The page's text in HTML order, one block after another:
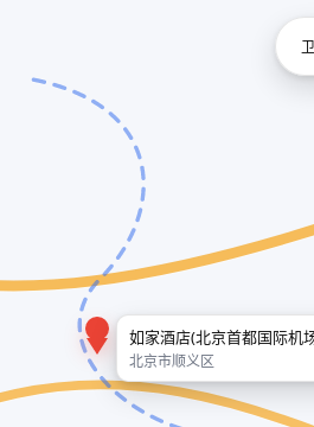
如家酒店(北京首都国际机
北京市顺义区